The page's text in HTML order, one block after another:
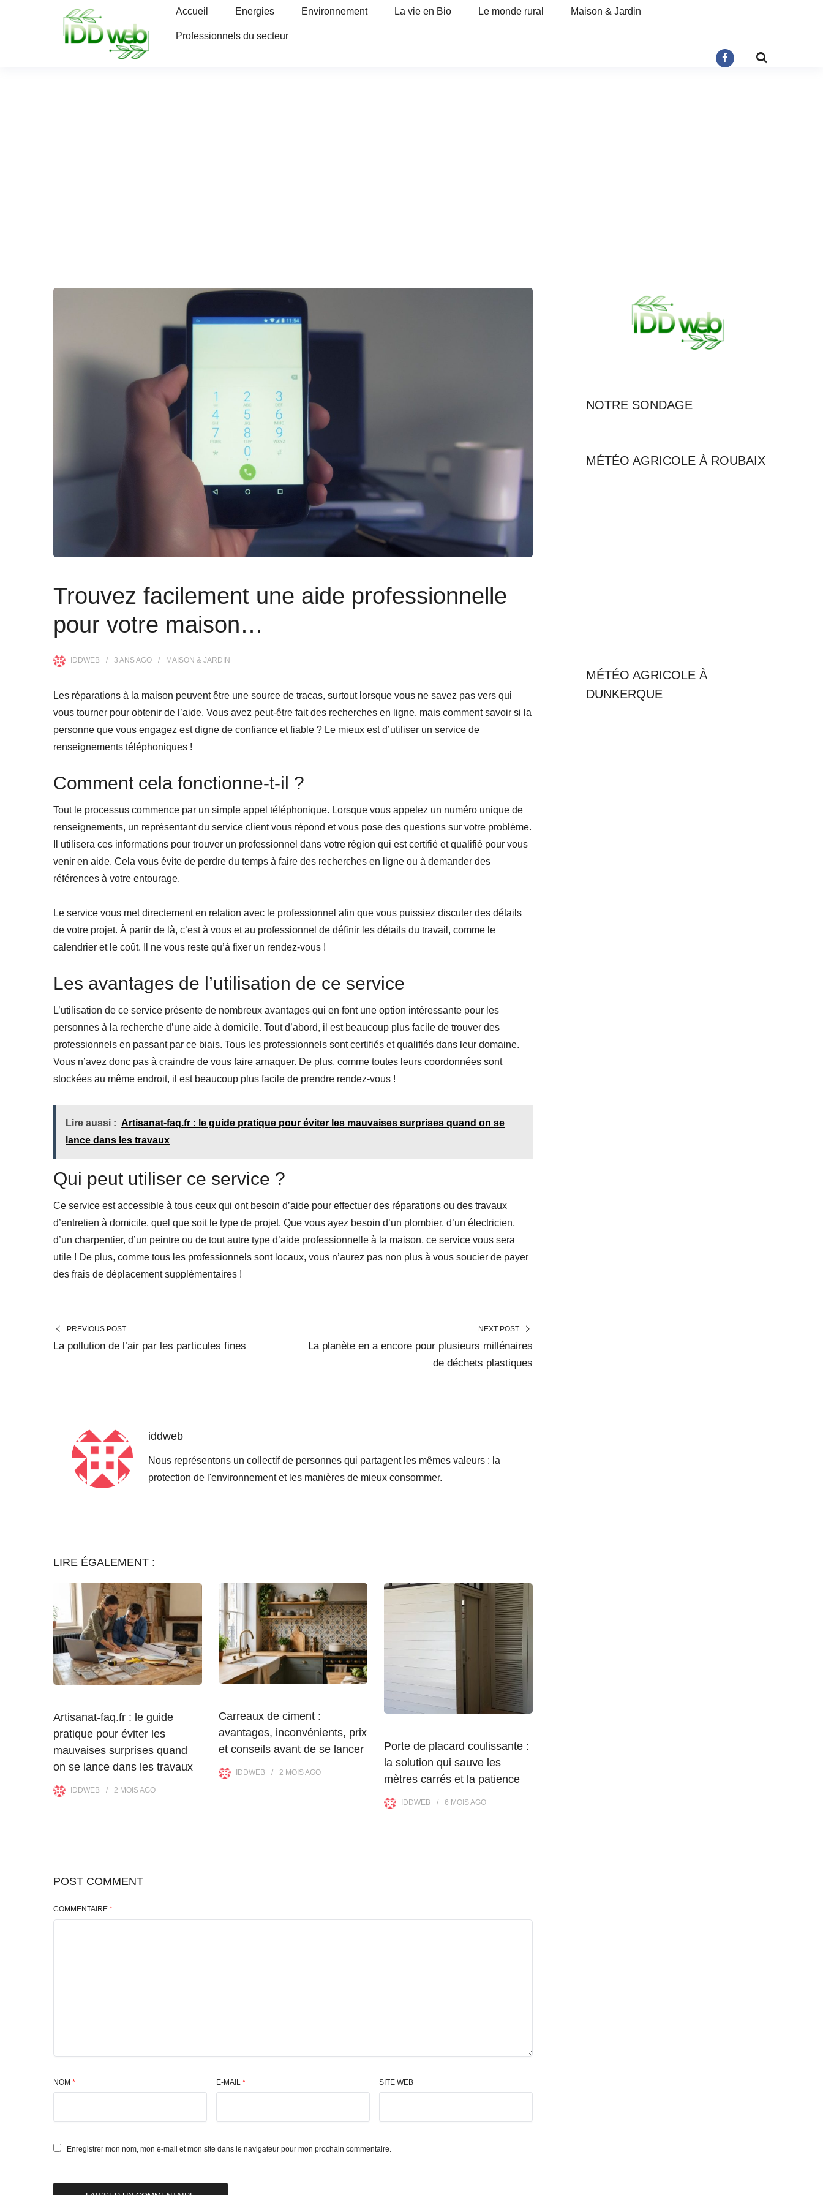
Accueil Energies Environnement La vie en Bio Le monde rural Maison & Jardin
Professionnels du secteur
Trouvez facilement une aide professionnelle
pour votre maison…
IDDWEB 3 ANSAGO MAISON & JARDIN
Les réparations à la maison peuvent être une source de tracas, surtout lorsque vous ne savez pas vers qui
vous tourner pour obtenir de l’aide. Vous avez peut-être fait des recherches en ligne, mais comment savoir si la
personne que vous engagez est digne de confiance et fiable ? Le mieux est d’utiliser un service de
renseignements téléphoniques !
Comment cela fonctionne-t-il ?
Tout le processus commence par un simple appel téléphonique. Lorsque vous appelez un numéro unique de
renseignements, un représentant du service client vous répond et vous pose des questions sur votre problème.
Il utilisera ces informations pour trouver un professionnel dans votre région qui est certifié et qualifié pour vous
venir en aide. Cela vous évite de perdre du temps à faire des recherches en ligne ou à demander des
références à votre entourage.
Le service vous met directement en relation avec le professionnel afin que vous puissiez discuter des détails
de votre projet. À partir de là, c’est à vous et au professionnel de définir les détails du travail, comme le
calendrier et le coût. Il ne vous reste qu’à fixer un rendez-vous !
Les avantages de l’utilisation de ce service
L’utilisation de ce service présente de nombreux avantages qui en font une option intéressante pour les
personnes à la recherche d’une aide à domicile. Tout d’abord, il est beaucoup plus facile de trouver des
professionnels en passant par ce biais. Tous les professionnels sont certifiés et qualifiés dans leur domaine.
Vous n’avez donc pas à craindre de vous faire arnaquer. De plus, comme toutes leurs coordonnées sont
stockées au même endroit, il est beaucoup plus facile de prendre rendez-vous !
Lire aussi : Artisanat-faq.fr : le guide pratique pour éviter les mauvaises surprises quand on se
lance dans les travaux
Qui peut utiliser ce service ?
Ce service est accessible à tous ceux qui ont besoin d’aide pour effectuer des réparations ou des travaux
d’entretien à domicile, quel que soit le type de projet. Que vous ayez besoin d’un plombier, d’un électricien,
d’un charpentier, d’un peintre ou de tout autre type d’aide professionnelle à la maison, ce service vous sera
utile ! De plus, comme tous les professionnels sont locaux, vous n’aurez pas non plus à vous soucier de payer
des frais de déplacement supplémentaires !
PREVIOUS POST
La pollution de l’air par les particules fines
NEXT POST
La planète en a encore pour plusieurs millénaires
de déchets plastiques
iddweb
Nous représentons un collectif de personnes qui partagent les mêmes valeurs : la
protection de l'environnement et les manières de mieux consommer.
LIRE ÉGALEMENT :
Artisanat-faq.fr : le guide
pratique pour éviter les
mauvaises surprises quand
on se lance dans les travaux
IDDWEB 2 MOISAGO
Carreaux de ciment :
avantages, inconvénients, prix
et conseils avant de se lancer
IDDWEB 2 MOISAGO
Porte de placard coulissante :
la solution qui sauve les
mètres carrés et la patience
IDDWEB 6 MOISAGO
POST COMMENT
COMMENTAIRE *
NOM * E-MAIL* SITE WEB
Enregistrer mon nom, mon e-mail et mon site dans le navigateur pour mon prochain commentaire.
NOTRE SONDAGE
MÉTÉO AGRICOLE À ROUBAIX
MÉTÉO AGRICOLE À
DUNKERQUE